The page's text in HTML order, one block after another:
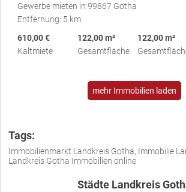
Gewerbe mieten in 99867 Gotha
Entfernung: 5 km
610,00 €
Kaltmiete
122,00 m²
Gesamtfläche
122,00 m²
mehr Immobilien laden
Tags:
Immobilienmarkt Landkreis Gotha, Immobilie
Landkreis Gotha Immobilien online
Städte Landkreis